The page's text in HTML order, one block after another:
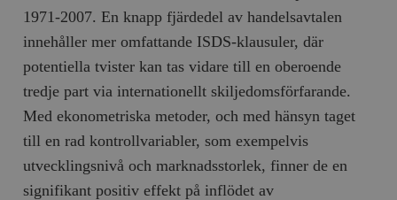
1971-2007. En knapp fjärdedel av handelsavtalen
innehåller mer omfattande ISDS-klausuler, där
potentiella tvister kan tas vidare till en oberoende
tredje part via internationellt skiljedomsförfarande.
Med ekonometriska metoder, och med hänsyn taget
till en rad kontrollvariabler, som exempelvis
utvecklingsnivå och marknadsstorlek, finner de en
signifikant positiv effekt på inflödet av